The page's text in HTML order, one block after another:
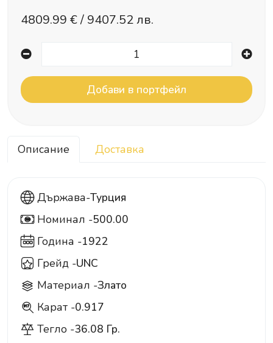
4809.99 € / 9407.52 лв.
Описание Доставка
Държава-Турция
500 Номинал -500.00
Година -1922
Грейд -UNC
Материал -Злато
917 Карат -0.917
Тегло -36.08 Гр.